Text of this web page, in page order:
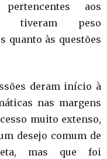
aos
tiveram peso
quanto às questões
deram início à
nas margens
muito extenso,
desejo comum de
mas que foi